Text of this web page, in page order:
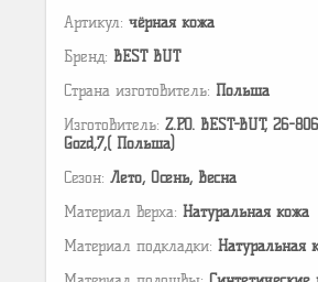
Артикул: чёрная кожа
Бренд: BEST BUT
Страна изготовитель: Польша
Изготовитель: Z.P.O. BEST-BUT, 26-
Gozd,7,( Польша)
Сезон: Лето, Осень, Весна
Материал верха: Натуральная кожа
Материал подкладки: Натуральная